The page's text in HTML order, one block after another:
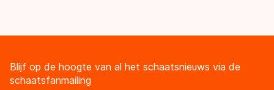
Blijf op de hoogte van al het schaatsnieuws via de
schaatsfanmailing